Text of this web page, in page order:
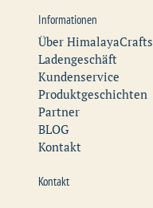
Informationen
Über HimalayaCrafts
Ladengeschäft
Kundenservice
Produktgeschichten
Partner
BLOG
Kontakt
Kontakt